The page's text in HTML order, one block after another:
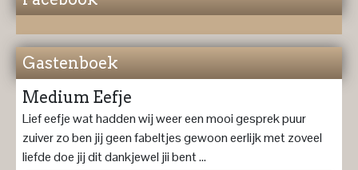
Gastenboek
Medium Eefje
Lief eefje wat hadden wij weer een mooi gesprek puur
zuiver zo ben jij geen fabeltjes gewoon eerlijk met zoveel
liefde doe jij dit dankjewel jii bent ...